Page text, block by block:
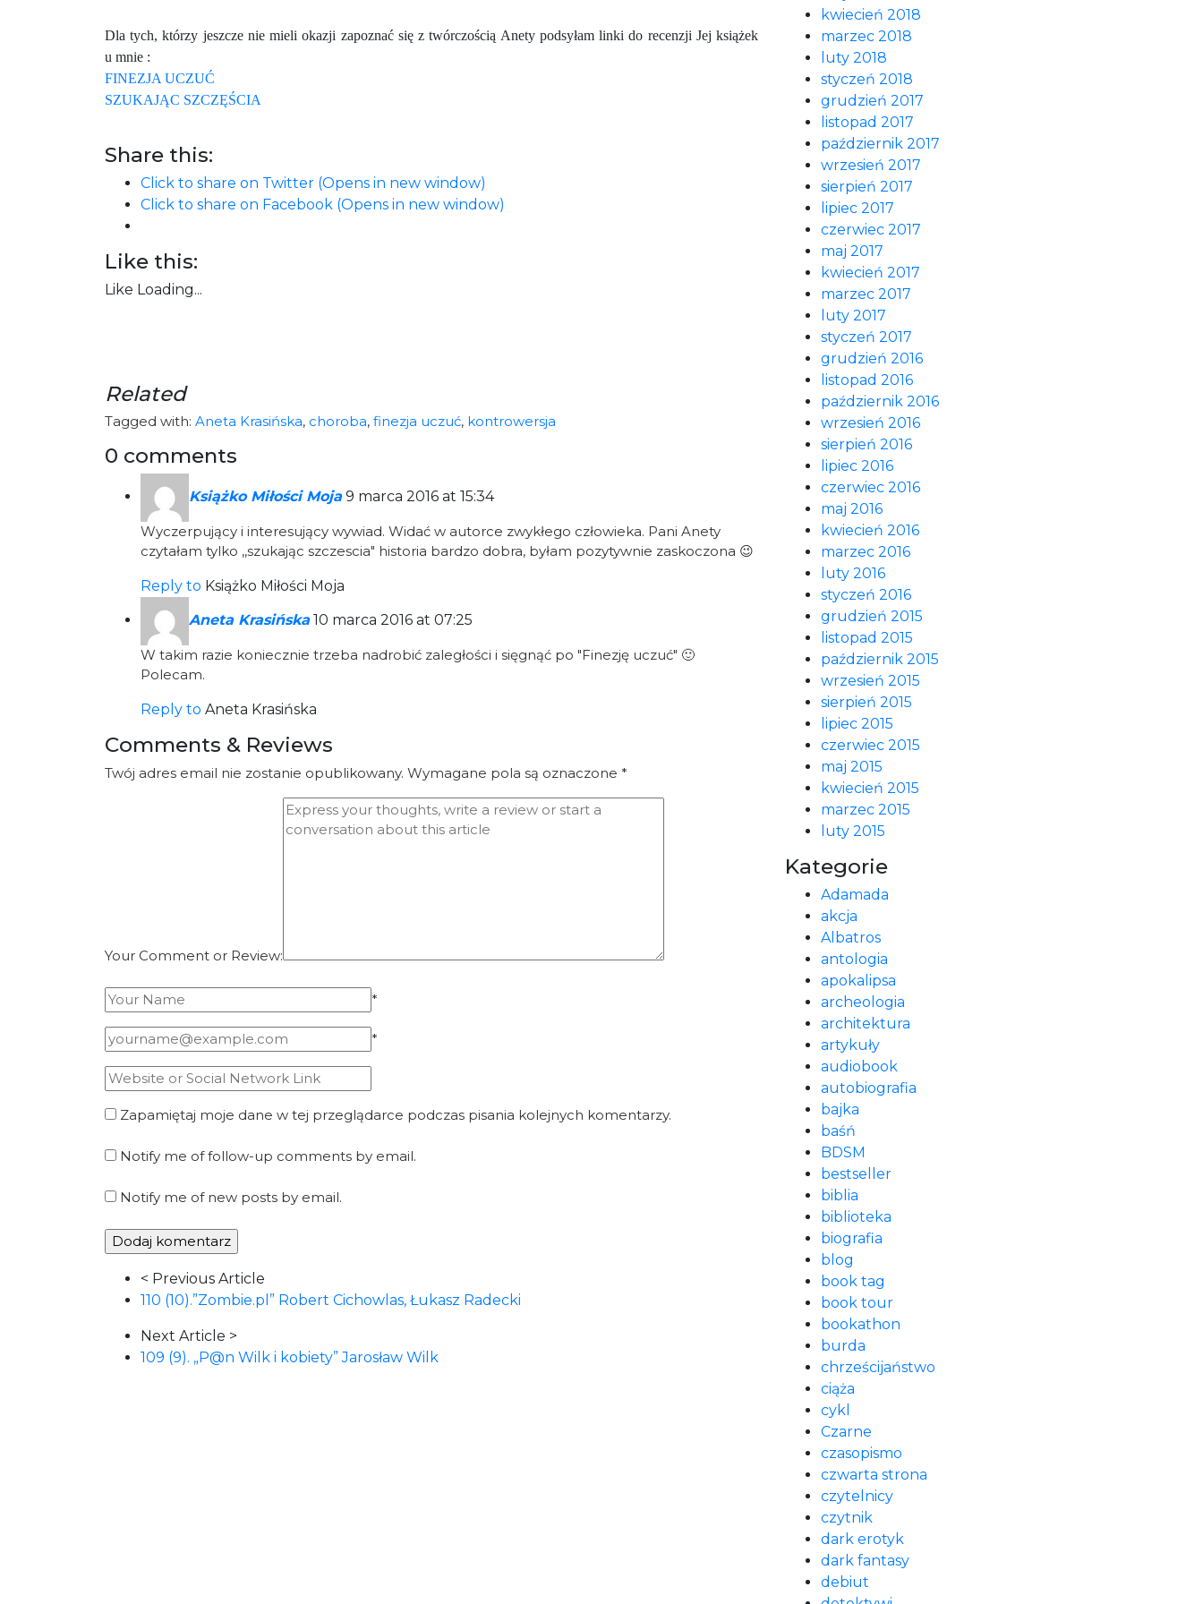
Dla tych, którzy jeszcze nie mieli okazji zapoznać się z twórczością Anety podsyłam linki do recenzji Jej książek
u mnie :
FINEZJA UCZUĆ
SZUKAJĄC SZCZĘŚCIA
Share this:
Click to share on Twitter (Opens in new window)
Click to share on Facebook (Opens in new window)
Like this:
Like Loading...
Related
Tagged with: Aneta Krasińska, choroba, finezja uczuć, kontrowersja
0 comments
Książko Miłości Moja 9 marca 2016 at 15:34
Wyczerpujący i interesujący wywiad. Widać w autorce zwykłego człowieka. Pani Anety
czytałam tylko ,,szukając szczescia" historia bardzo dobra, byłam pozytywnie zaskoczona 😉
Reply to Książko Miłości Moja
Aneta Krasińska 10 marca 2016 at 07:25
W takim razie koniecznie trzeba nadrobić zaległości i sięgnąć po "Finezję uczuć" 🙂
Polecam.
Reply to Aneta Krasińska
Comments & Reviews
Twój adres email nie zostanie opublikowany. Wymagane pola są oznaczone *
Your Comment or Review:
*
*
Zapamiętaj moje dane w tej przeglądarce podczas pisania kolejnych komentarzy.
Notify me of follow-up comments by email.
Notify me of new posts by email.
Article
Navigation
< Previous Article
110 (10).”Zombie.pl” Robert Cichowlas, Łukasz Radecki
Next Article >
109 (9). „P@n Wilk i kobiety” Jarosław Wilk
kwiecień 2018
marzec 2018
luty 2018
styczeń 2018
grudzień 2017
listopad 2017
październik 2017
wrzesień 2017
sierpień 2017
lipiec 2017
czerwiec 2017
maj 2017
kwiecień 2017
marzec 2017
luty 2017
styczeń 2017
grudzień 2016
listopad 2016
październik 2016
wrzesień 2016
sierpień 2016
lipiec 2016
czerwiec 2016
maj 2016
kwiecień 2016
marzec 2016
luty 2016
styczeń 2016
grudzień 2015
listopad 2015
październik 2015
wrzesień 2015
sierpień 2015
lipiec 2015
czerwiec 2015
maj 2015
kwiecień 2015
marzec 2015
luty 2015
Kategorie
Adamada
akcja
Albatros
antologia
apokalipsa
archeologia
architektura
artykuły
audiobook
autobiografia
bajka
baśń
BDSM
bestseller
biblia
biblioteka
biografia
blog
book tag
book tour
bookathon
burda
chrześcijaństwo
ciąża
cykl
Czarne
czasopismo
czwarta strona
czytelnicy
czytnik
dark erotyk
dark fantasy
debiut